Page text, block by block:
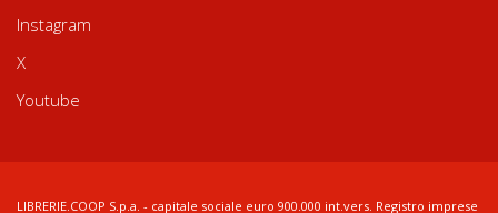
Instagram
X
Youtube
LIBRERIE.COOP S.p.a. - capitale sociale euro 900.000 int.vers. Registro imprese